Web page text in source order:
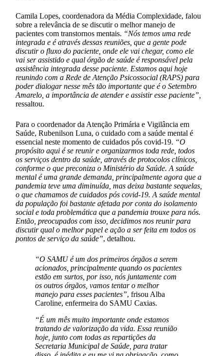
Camila Lopes, coordenadora da Média Complexidade, falou
sobre a relevância de se discutir o melhor manejo de
pacientes com transtornos mentais. “Nós temos uma rede
integrada e é através dessas reuniões, que a gente pode
discutir o fluxo do paciente, onde ele vai chegar, como ele
vai ser assistido e qual órgão de saúde é responsável pela
assistência integrada desse paciente. Estamos aqui hoje
reunindo com a Rede de Atenção Psicossocial (RAPS) para
poder dialogar nesse mês tão importante que é o Setembro
Amarelo, a importância de atender e assistir esse paciente”,
ressaltou.
Para o coordenador da Atenção Primária e Vigilância em
Saúde, Rubenilson Luna, o cuidado com a saúde mental é
essencial neste momento de cuidados pós covid-19. “O
propósito aqui é se reunir e organizarmos toda rede, todos
os serviços dentro da saúde, através de protocolos clínicos,
conforme o que preconiza o Ministério da Saúde. A saúde
mental é uma grande demanda, principalmente agora que a
pandemia teve uma diminuída, mas deixa bastante sequelas,
o que chamamos de cuidados pós covid-19. A saúde mental
da população foi bastante afetada por conta do isolamento
social e toda problemática que a pandemia trouxe para nós.
Então, preocupados com isso, decidimos nos reunir para
discutir qual o melhor papel e ação a ser feita em todos os
pontos de serviço da saúde”, detalhou.
“O SAMU é um dos primeiros órgãos a serem
acionados, principalmente quando os pacientes
estão em surtos, por isso, nós juntamente com
os outros órgãos, vamos tentar o melhor
manejo para esses pacientes”, frisou Alba
Caroline, enfermeira do SAMU Caxias.
“É um mês muito importante onde estamos
tratando de valorização da vida. Essa reunião
hoje, junto com todas as repartições da
Secretaria Municipal de Saúde, para tratar